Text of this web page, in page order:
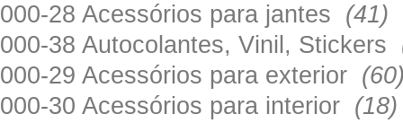
000-28 Acessórios para jantes (41)
000-38 Autocolantes, Vinil, Stickers
000-29 Acessórios para exterior
000-30 Acessórios para interior (18)